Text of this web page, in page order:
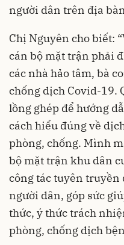
người dân trên địa
Chị Nguyên cho biết:
cán bộ mặt trận phải
các nhà hảo tâm, bà
chống dịch Covid-19.
lồng ghép để hướng
cách hiểu đúng về
phòng, chống. Mình
bộ mặt trận khu dân
công tác tuyên truyền
người dân, góp sức
thức, ý thức trách
phòng, chống dịch